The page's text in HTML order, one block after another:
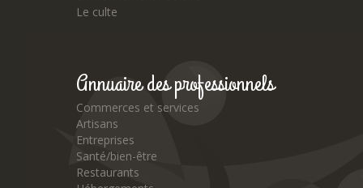
Le culte
Annuaire des professionnels
Commerces et services
Artisans
Entreprises
Santé/bien-être
Restaurants